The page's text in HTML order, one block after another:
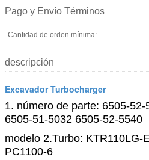
Pago y Envío Términos
Cantidad de orden mínima:
descripción
Excavador Turbocharger
1. número de parte: 6505-52-
6505-51-5032 6505-52-5540
modelo 2.Turbo: KTR110LG-
PC1100-6